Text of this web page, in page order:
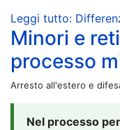
Leggi tutto:
Minori e
processo
Arresto all'estero e
Nel processo